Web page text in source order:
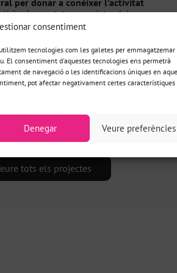
consentiment
tecnologies com les galetes per
El consentiment d'aquestes tecnologies ens permetrà
de navegació o les identificacions úniques en
pot afectar negativament certes característiques
Denegar Veure preferències
i reportatges però també
els seus interessos. Això va
la fitxa de registre de l’usuari,
projecteera molt important la
que permet veure quantes
, el personatge que guia
un assistent virtual pensat per
amb BAB i SorensenAI.
tots els projectes